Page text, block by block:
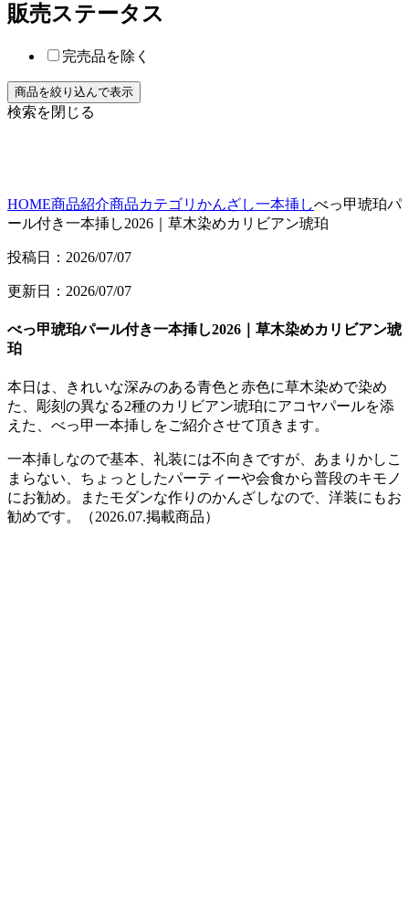
販売ステータス
完売品を除く
検索を閉じる
HOME商品紹介商品カテゴリ かんざし一本挿しべっ甲琥珀パ
ール付き一本挿し2026｜草木染めカリビアン琥珀
投稿日：2026/07/07
更新日：2026/07/07
べっ甲琥珀パール付き一本挿し2026｜草木染めカリビアン琥
珀
本日は、きれいな深みのある青色と赤色に草木染めで染め
た、彫刻の異なる2種のカリビアン琥珀にアコヤパールを添
えた、べっ甲一本挿しをご紹介させて頂きます。
一本挿しなので基本、礼装には不向きですが、あまりかしこ
まらない、ちょっとしたパーティーや会食から普段のキモノ
にお勧め。またモダンな作りのかんざしなので、洋装にもお
勧めです。（2026.07.掲載商品）